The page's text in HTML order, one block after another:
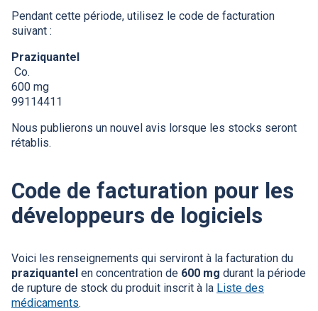
Pendant cette période, utilisez le code de facturation
suivant :
Praziquantel
Co.
600 mg
99114411
Nous publierons un nouvel avis lorsque les stocks seront
rétablis.
Code de facturation pour les
développeurs de logiciels
Voici les renseignements qui serviront à la facturation du
praziquantel en concentration de 600 mg durant la période
de rupture de stock du produit inscrit à la Liste des
médicaments.